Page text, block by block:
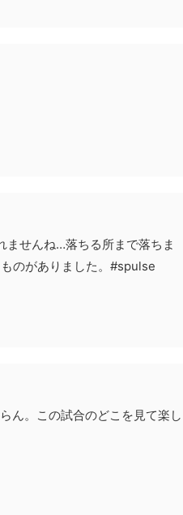
ませんね…落ちる所まで落ちま
のがありました。#spulse
ん。この試合のどこを見て楽し